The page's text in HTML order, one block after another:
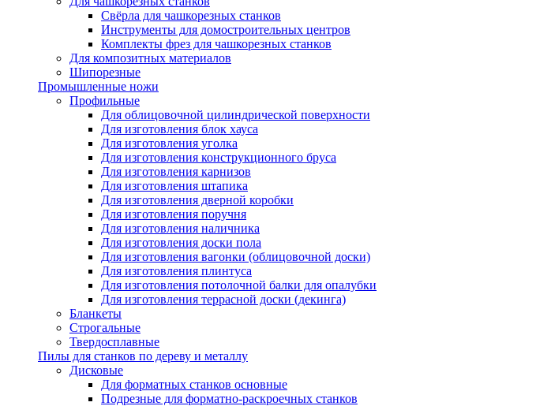
Свёрла для чашкорезных станков
Инструменты для домостроительных центров
Комплекты фрез для чашкорезных станков
Для композитных материалов
Шипорезные
Промышленные ножи
Профильные
Для облицовочной цилиндрической поверхности
Для изготовления блок хауcа
Для изготовления уголка
Для изготовления конструкционного бруса
Для изготовления карнизов
Для изготовления штапика
Для изготовления дверной коробки
Для изготовления поручня
Для изготовления наличника
Для изготовления доски пола
Для изготовления вагонки (облицовочной доски)
Для изготовления плинтуса
Для изготовления потолочной балки для опалубки
Для изготовления террасной доски (декинга)
Бланкеты
Строгальные
Твердосплавные
Пилы для станков по дереву и металлу
Дисковые
Для форматных станков основные
Подрезные для форматно-раскроечных станков